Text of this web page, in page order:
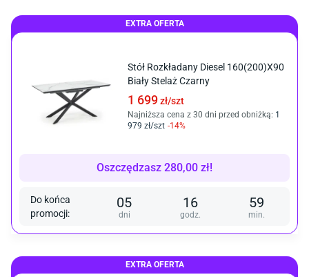
EXTRA OFERTA
Stół Rozkładany Diesel 160(200)X90
Biały Stelaż Czarny
1 699 zł/szt
Najniższa cena z 30 dni przed obniżką: 1
979 zł/szt -14%
Oszczędzasz 280,00 zł!
Do końca
promocji:
05
dni
16
godz.
59
min.
EXTRA OFERTA